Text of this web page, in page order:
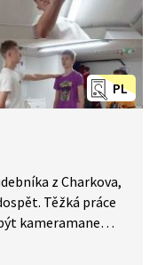
PL
z Charkova,
Těžká práce
kameramanem,